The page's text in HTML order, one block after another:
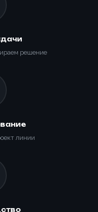
решение
линии